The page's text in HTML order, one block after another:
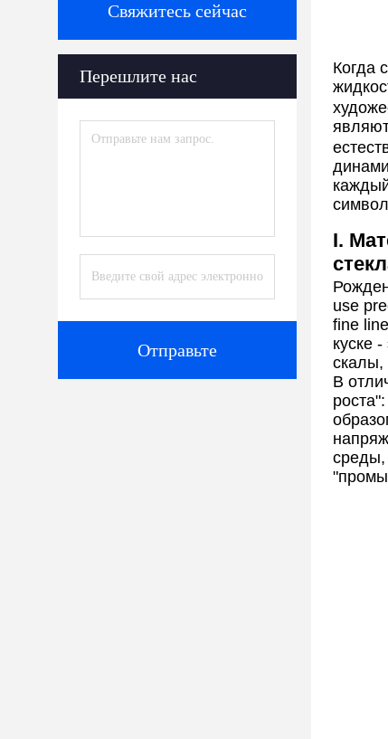
Свяжитесь сейчас
Перешлите нас
Отправьте
Когда
I.
use
fine
куске
скалы,
В
среды,